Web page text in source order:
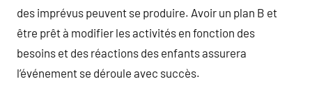
des imprévus peuvent se produire. Avoir un plan B et
être prêt à modifier les activités en fonction des
besoins et des réactions des enfants assurera
l’événement se déroule avec succès.